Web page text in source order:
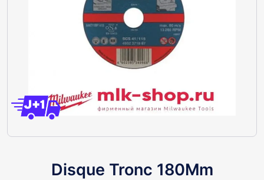
Disque Tronc 180Mm